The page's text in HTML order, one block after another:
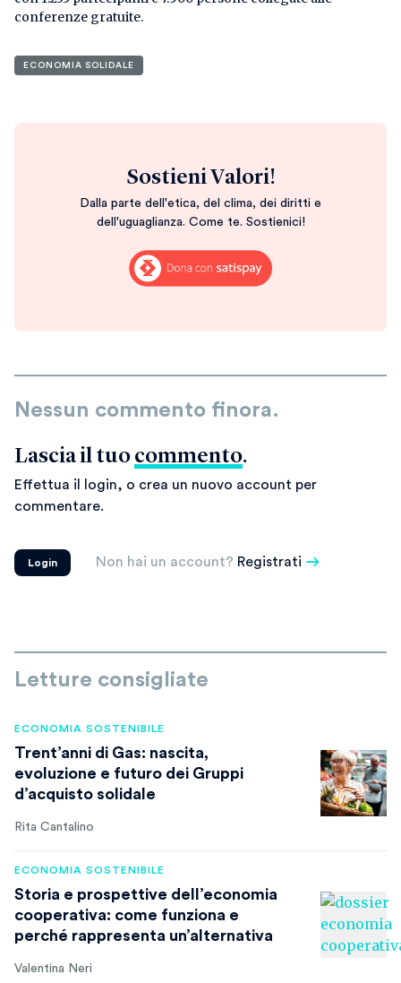
conferenze gratuite.
ECONOMIA SOLIDALE
Sostieni Valori!
Dalla parte dell'etica, del clima, dei diritti e
dell'uguaglianza. Come te. Sostienici!
Nessun commento finora.
Lascia il tuo commento.
Effettua il login, o crea un nuovo account per
commentare.
Login Non hai un account? Registrati
Letture consigliate
ECONOMIA SOSTENIBILE
Trent’anni di Gas: nascita,
evoluzione e futuro dei Gruppi
d’acquisto solidale
Rita Cantalino
ECONOMIA SOSTENIBILE
Storia e prospettive dell’economia
cooperativa: come funziona e
perché rappresenta un’alternativa
Valentina Neri